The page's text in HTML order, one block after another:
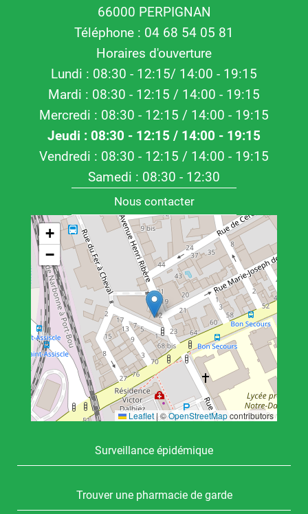
+
−
Leaflet|©OpenStreetMapcontributors
Surveillance épidémique
Trouver une pharmacie de garde
66000 PERPIGNAN
Téléphone : 04 68 54 05 81
Horaires d'ouverture
Lundi : 08:30 - 12:15/ 14:00 - 19:15
Mardi : 08:30 - 12:15 / 14:00 - 19:15
Mercredi : 08:30 - 12:15 / 14:00 - 19:15
Jeudi : 08:30 - 12:15 / 14:00 - 19:15
Vendredi : 08:30 - 12:15 / 14:00 - 19:15
Samedi : 08:30 - 12:30
Nous contacter